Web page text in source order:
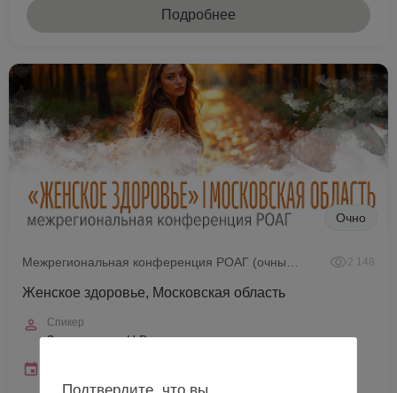
Подробнее
Очно
2 148
Женское здоровье, Московская область
Спикер
Зароченцева Н.В.
12 сентября 2026
Подтвердите, что вы